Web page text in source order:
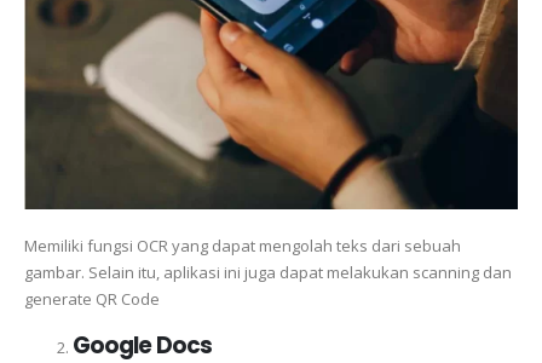
Memiliki fungsi OCR yang dapat mengolah teks dari sebuah
gambar. Selain itu, aplikasi ini juga dapat melakukan scanning dan
generate QR Code
Google Docs